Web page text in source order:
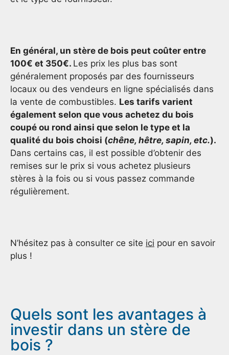
En général, un stère de bois peut coûter entre
100€ et 350€. Les prix les plus bas sont
généralement proposés par des fournisseurs
locaux ou des vendeurs en ligne spécialisés dans
la vente de combustibles. Les tarifs varient
également selon que vous achetez du bois
coupé ou rond ainsi que selon le type et la
qualité du bois choisi (chêne, hêtre, sapin, etc.).
Dans certains cas, il est possible d’obtenir des
remises sur le prix si vous achetez plusieurs
stères à la fois ou si vous passez commande
régulièrement.
N’hésitez pas à consulter ce site ici pour en savoir
plus !
Quels sont les avantages à
investir dans un stère de
bois ?